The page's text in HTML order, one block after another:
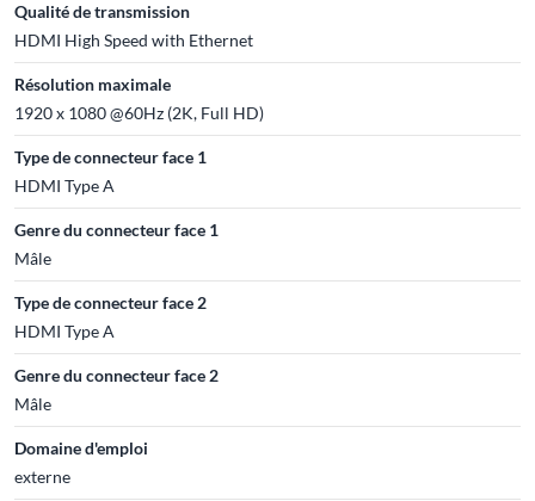
Qualité de transmission
HDMI High Speed with Ethernet
Résolution maximale
1920 x 1080 @60Hz (2K, Full HD)
Type de connecteur face 1
HDMI Type A
Genre du connecteur face 1
Mâle
Type de connecteur face 2
HDMI Type A
Genre du connecteur face 2
Mâle
Domaine d'emploi
externe